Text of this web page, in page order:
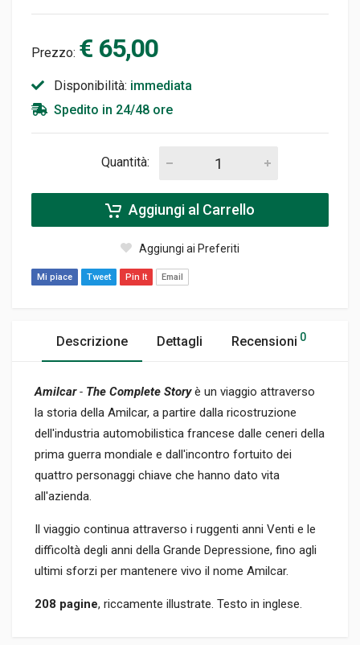
Prezzo: € 65,00
Disponibilità: immediata
Spedito in 24/48 ore
Quantità:
Aggiungi al Carrello
Aggiungi ai Preferiti
Mi piace Tweet Pin It Email
Descrizione Dettagli Recensioni 0
Amilcar- The Complete Storyè un viaggio attraverso
la storia della Amilcar, a partire dalla ricostruzione
dell'industria automobilistica francese dalle ceneri della
prima guerra mondiale e dall'incontro fortuito dei
quattro personaggi chiave che hanno dato vita
all'azienda.
Il viaggio continua attraverso i ruggenti anni Venti e le
difficoltà degli anni della Grande Depressione, fino agli
ultimi sforzi per mantenere vivo il nome Amilcar.
208 pagine, riccamente illustrate. Testo in inglese.